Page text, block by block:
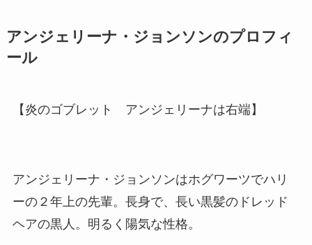
アンジェリーナ・ジョンソンのプロフィ
ール
【炎のゴブレット アンジェリーナは右端】
アンジェリーナ・ジョンソンはホグワーツでハリ
ーの２年上の先輩。長身で、長い黒髪のドレッド
ヘアの黒人。明るく陽気な性格。